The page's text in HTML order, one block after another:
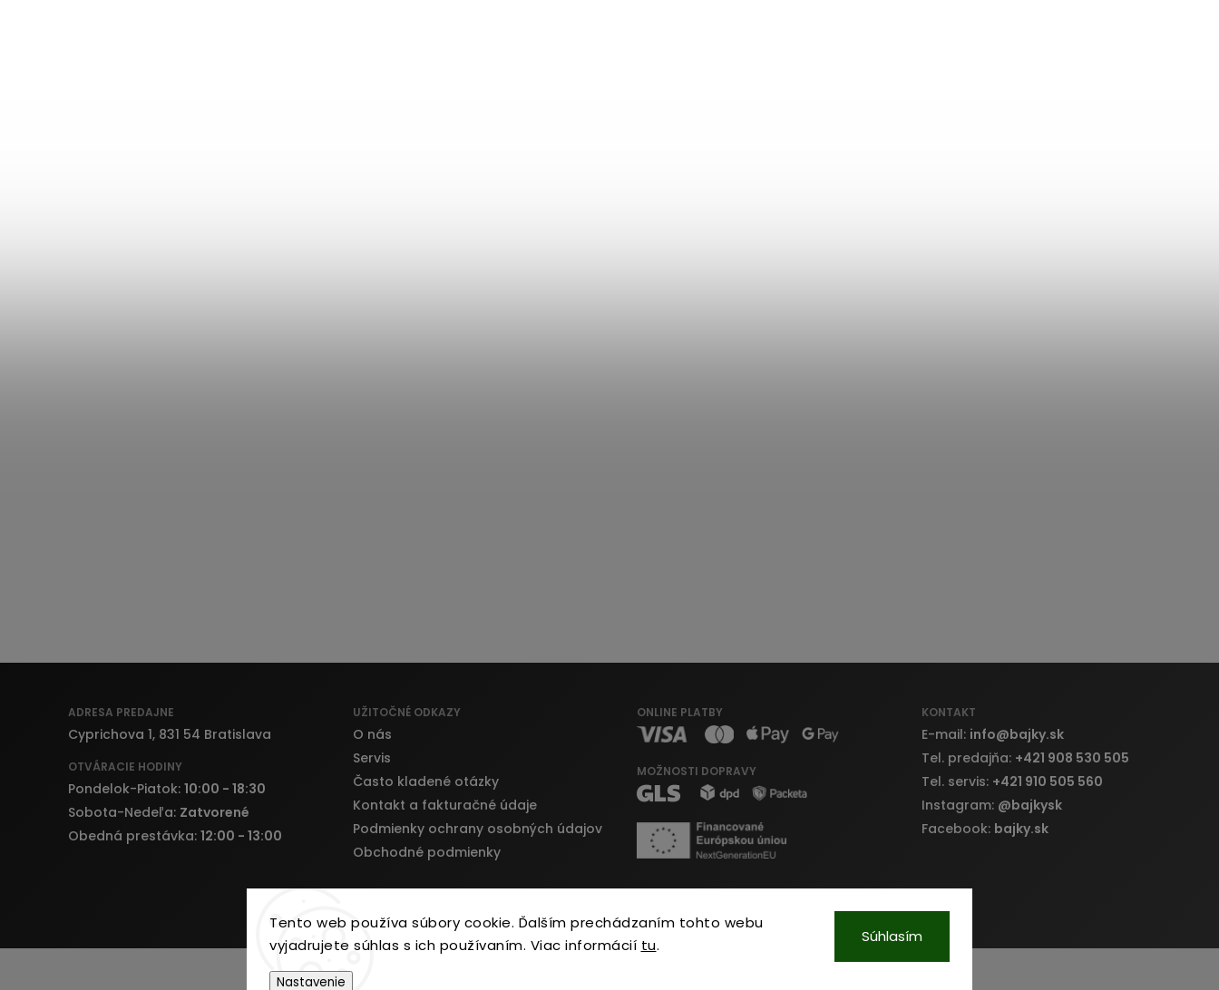
Tento web používa súbory cookie. Ďalším prechádzaním tohto webu
vyjadrujete súhlas s ich používaním. Viac informácií tu.
Nastavenie
Súhlasím
ADRESA PREDAJNE
Cyprichova 1, 831 54 Bratislava
OTVÁRACIE HODINY
Pondelok-Piatok: 10:00 - 18:30
Sobota-Nedeľa: Zatvorené
Obedná prestávka: 12:00 - 13:00
UŽITOČNÉ ODKAZY
O nás
Servis
Často kladené otázky
Kontakt a fakturačné údaje
Podmienky ochrany osobných údajov
Obchodné podmienky
ONLINE PLATBY
MOŽNOSTI DOPRAVY
KONTAKT
E-mail: info@bajky.sk
Tel. predajňa: +421 908 530 505
Tel. servis: +421 910 505 560
Instagram: @bajkysk
Facebook: bajky.sk